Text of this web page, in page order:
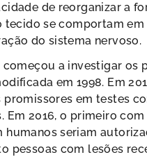
de reorganizar a
tecido se comportam
do sistema nervoso.
a investigar os
em 1998. Em
promissores em testes
Em 2016, o primeiro com
humanos seriam
pessoas com lesões